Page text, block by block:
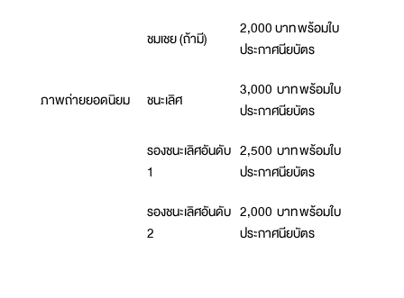
ชมเชย (ถ้ามี)
2,000 บาท พร้อมใบ
ประกาศนียบัตร
ภาพถ่ายยอดนิยม ชนะเลิศ
3,000 บาท พร้อมใบ
ประกาศนียบัตร
รองชนะเลิศอันดับ
1
2,500 บาท พร้อมใบ
ประกาศนียบัตร
รองชนะเลิศอันดับ
2
2,000 บาท พร้อมใบ
ประกาศนียบัตร